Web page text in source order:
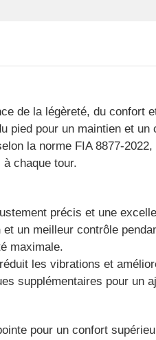
de la légèreté, du confort
pied pour un maintien et
la norme FIA 8877-
chaque tour.
précis et une
un meilleur contrôle
maximale.
les vibrations et
supplémentaires pour un
pour un confort